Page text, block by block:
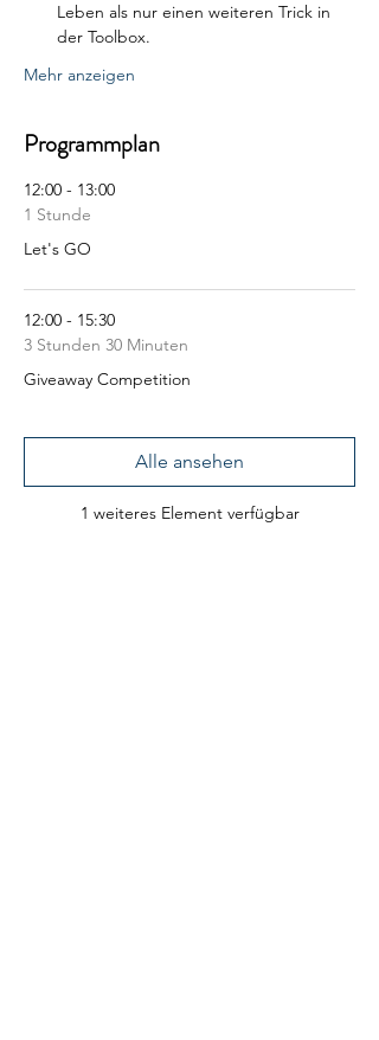
Leben als nur einen weiteren Trick in
der Toolbox.
Mehr anzeigen
Programmplan
12:00 - 13:00
1 Stunde
Let's GO
12:00 - 15:30
3 Stunden 30 Minuten
Giveaway Competition
1 weiteres Element verfügbar
Alle ansehen